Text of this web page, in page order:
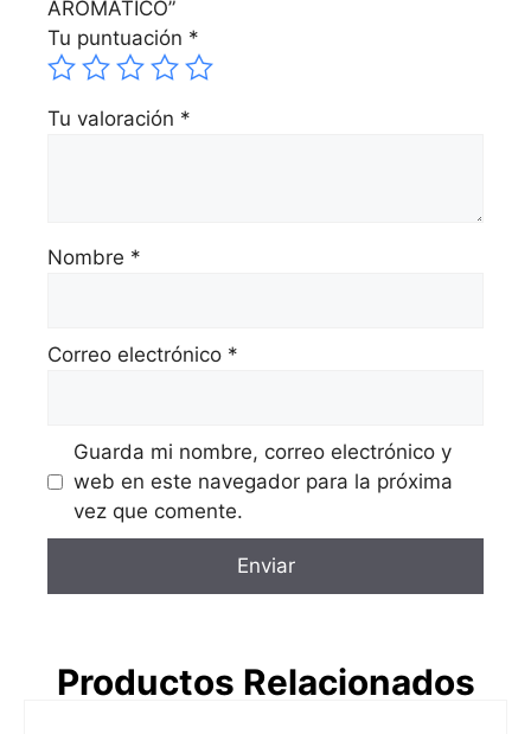
AROMATICO”
Tu puntuación *
Tu valoración *
Nombre *
Correo electrónico *
Guarda mi nombre, correo electrónico y
web en este navegador para la próxima
vez que comente.
Productos Relacionados